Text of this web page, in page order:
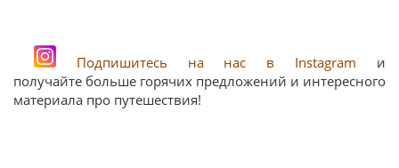
Подпишитесь на нас в Instagram и
получайте больше горячих предложений и интересного
материала про путешествия!